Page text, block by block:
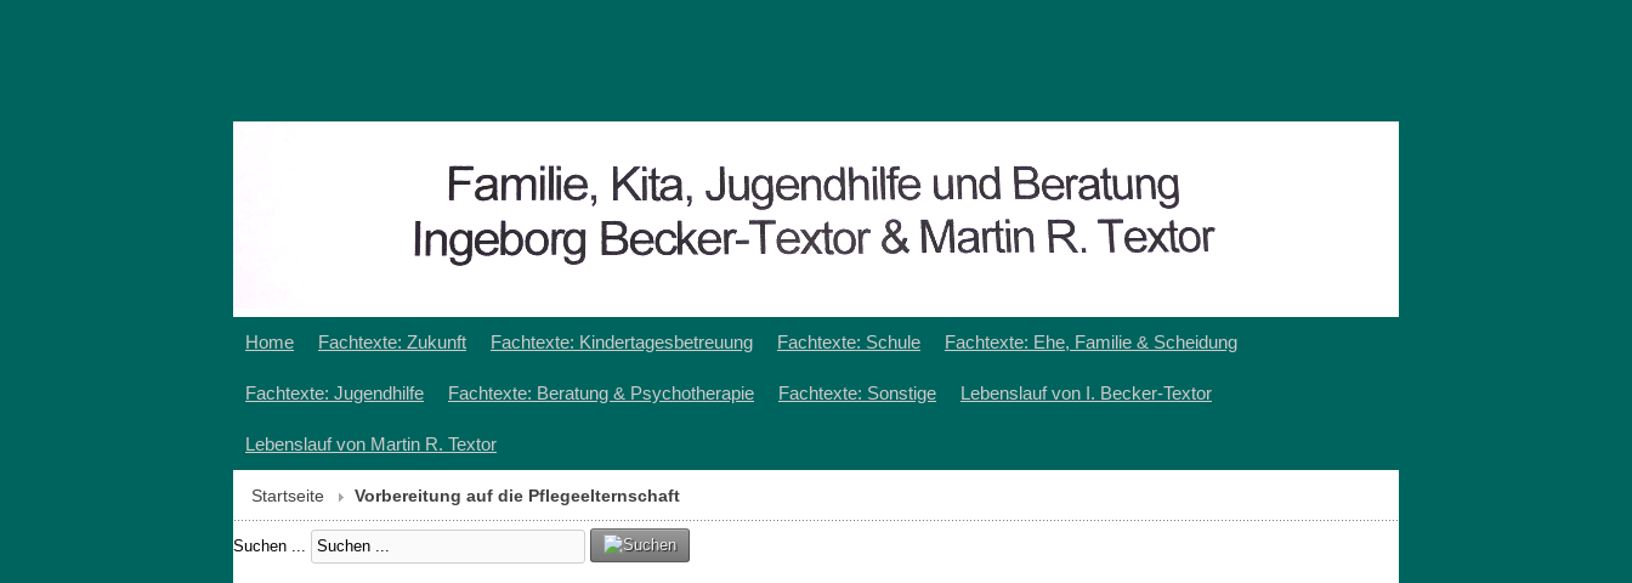
Home Fachtexte: Zukunft Fachtexte: Kindertagesbetreuung Fachtexte: Schule Fachtexte: Ehe, Familie & Scheidung
Fachtexte: Jugendhilfe Fachtexte: Beratung & Psychotherapie Fachtexte: Sonstige Lebenslauf von I. Becker-Textor
Lebenslauf von Martin R. Textor
Startseite Vorbereitung auf die Pflegeelternschaft
Suchen ...